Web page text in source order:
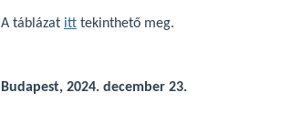
A táblázat itt tekinthető meg.
Budapest, 2024. december 23.